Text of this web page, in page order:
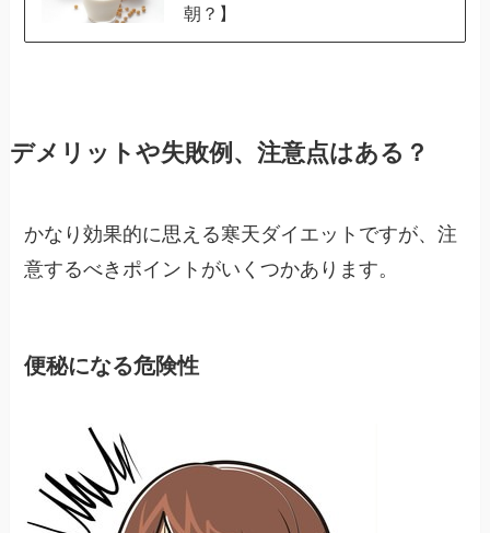
朝？】
デメリットや失敗例、注意点はある？
かなり効果的に思える寒天ダイエットですが、注
意するべきポイントがいくつかあります。
便秘になる危険性